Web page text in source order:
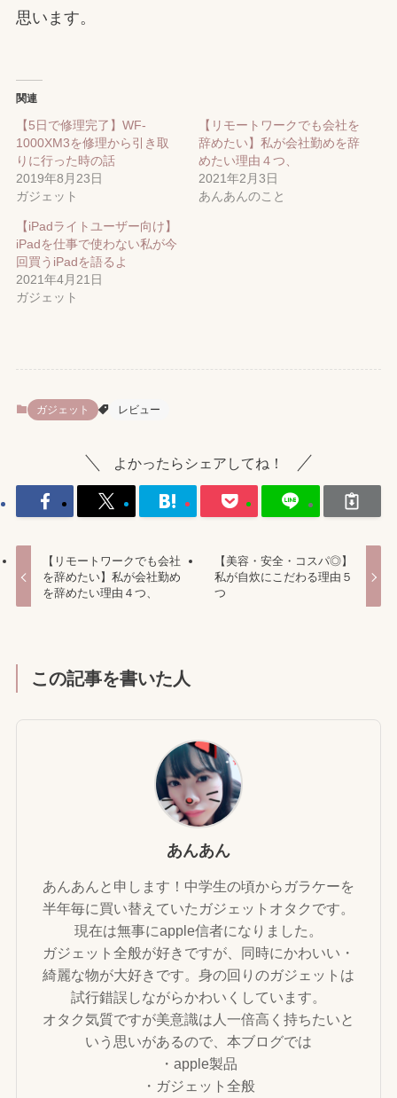
思います。
関連
【5日で修理完了】WF-
1000XM3を修理から引き取
りに行った時の話
2019年8月23日
ガジェット
【リモートワークでも会社を
辞めたい】私が会社勤めを辞
めたい理由４つ、
2021年2月3日
あんあんのこと
【iPadライトユーザー向け】
iPadを仕事で使わない私が今
回買うiPadを語るよ
2021年4月21日
ガジェット
ガジェット レビュー
よかったらシェアしてね！
【リモートワークでも会社
を辞めたい】私が会社勤め
を辞めたい理由４つ、
【美容・安全・コスパ◎】
私が自炊にこだわる理由５
つ
この記事を書いた人
あんあん
あんあんと申します！中学生の頃からガラケーを
半年毎に買い替えていたガジェットオタクです。
現在は無事にapple信者になりました。
ガジェット全般が好きですが、同時にかわいい・
綺麗な物が大好きです。身の回りのガジェットは
試行錯誤しながらかわいくしています。
オタク気質ですが美意識は人一倍高く持ちたいと
いう思いがあるので、本ブログでは
・apple製品
・ガジェット全般